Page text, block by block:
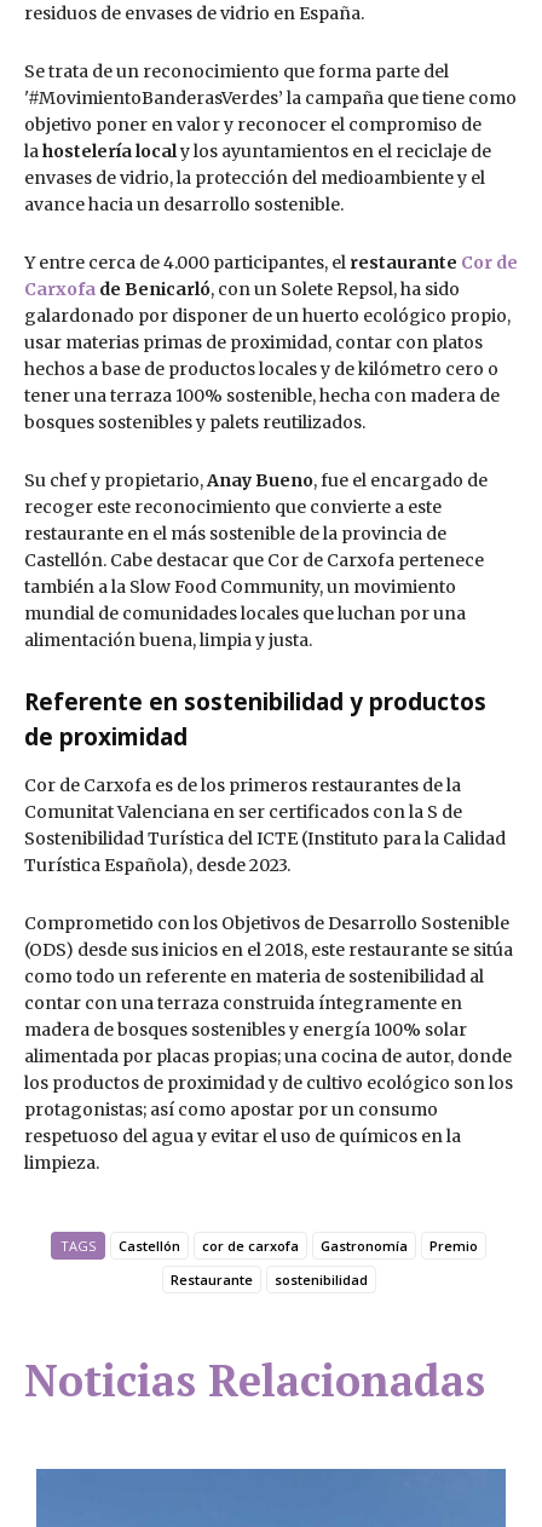
residuos de envases de vidrio en España.
Se trata de un reconocimiento que forma parte del
'#MovimientoBanderasVerdes’ la campaña que tiene como
objetivo poner en valor y reconocer el compromiso de
lahostelería localy los ayuntamientos en el reciclaje de
envases de vidrio, la protección del medioambiente y el
avance hacia un desarrollo sostenible.
Y entre cerca de 4.000 participantes, el restaurante Cor de
Carxofa de Benicarló, con un Solete Repsol, ha sido
galardonado por disponer de un huerto ecológico propio,
usar materias primas de proximidad, contar con platos
hechos a base de productos locales y de kilómetro cero o
tener una terraza 100% sostenible, hecha con madera de
bosques sostenibles y palets reutilizados.
Su chef y propietario,Anay Bueno, fue el encargado de
recoger este reconocimiento que convierte a este
restaurante en el más sostenible de la provincia de
Castellón. Cabe destacar que Cor de Carxofa pertenece
también a la Slow Food Community, un movimiento
mundial de comunidades locales que luchan por una
alimentación buena, limpia y justa.
Referente en sostenibilidad y productos
de proximidad
Cor de Carxofa es de los primeros restaurantes de la
Comunitat Valenciana en ser certificados con la S de
Sostenibilidad Turística del ICTE (Instituto para la Calidad
Turística Española), desde 2023.
Comprometido con los Objetivos de Desarrollo Sostenible
(ODS) desde sus inicios en el 2018, este restaurante se sitúa
como todo un referente en materia de sostenibilidad al
contar con una terraza construida íntegramente en
madera de bosques sostenibles y energía 100% solar
alimentada por placas propias; una cocina de autor, donde
los productos de proximidad y de cultivo ecológico son los
protagonistas; así como apostar por un consumo
respetuoso del agua y evitar el uso de químicos en la
limpieza.
TAGS Castellón cor de carxofa Gastronomía
Premio
Restaurante
sostenibilidad
Noticias Relacionadas